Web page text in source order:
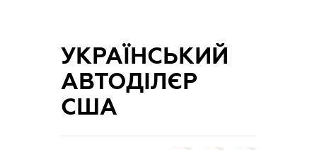
УКРАЇНСЬКИЙ
АВТОДІЛЄР
США